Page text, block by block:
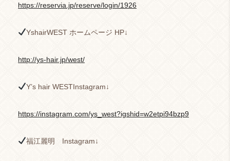
https://reservia.jp/reserve/login/1926
YshairWEST ホームページ HP↓
http://ys-hair.jp/west/
Y’s hair WESTInstagram↓
https://instagram.com/ys_west?igshid=w2etpi94bzp9
福江麗明 Instagram↓